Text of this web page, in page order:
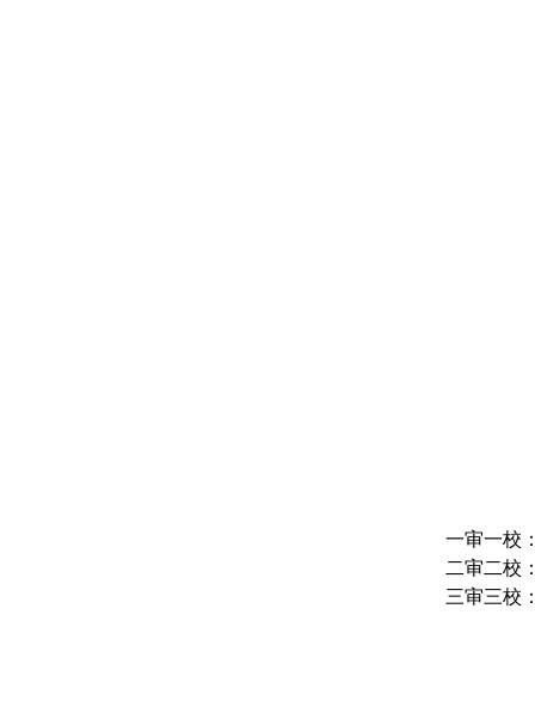
一审一校
二审二校
三审三校